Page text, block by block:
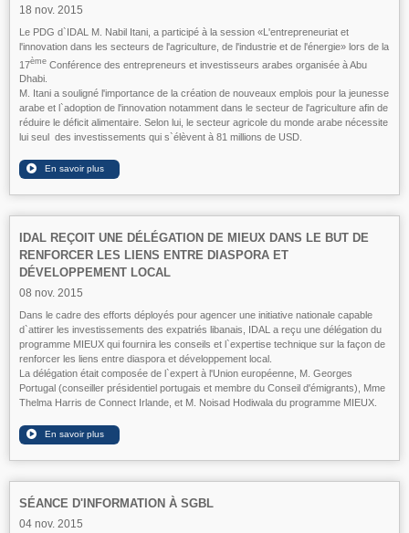
18 nov. 2015
Le PDG d`IDAL M. Nabil Itani, a participé à la session «L'entrepreneuriat et
l'innovation dans les secteurs de l'agriculture, de l'industrie et de l'énergie» lors de la
17ème Conférence des entrepreneurs et investisseurs arabes organisée à Abu
Dhabi.
M. Itani a souligné l'importance de la création de nouveaux emplois pour la jeunesse
arabe et l`adoption de l'innovation notamment dans le secteur de l'agriculture afin de
réduire le déficit alimentaire. Selon lui, le secteur agricole du monde arabe nécessite
lui seul des investissements qui s`élèvent à 81 millions de USD.
IDAL REÇOIT UNE DÉLÉGATION DE MIEUX DANS LE BUT DE
RENFORCER LES LIENS ENTRE DIASPORA ET
DÉVELOPPEMENT LOCAL
08 nov. 2015
Dans le cadre des efforts déployés pour agencer une initiative nationale capable
d`attirer les investissements des expatriés libanais, IDAL a reçu une délégation du
programme MIEUX qui fournira les conseils et l`expertise technique sur la façon de
renforcer les liens entre diaspora et développement local.
La délégation était composée de l`expert à l'Union européenne, M. Georges
Portugal (conseiller présidentiel portugais et membre du Conseil d'émigrants), Mme
Thelma Harris de Connect Irlande, et M. Noisad Hodiwala du programme MIEUX.
SÉANCE D'INFORMATION À SGBL
04 nov. 2015